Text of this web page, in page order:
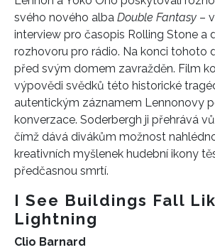
INFORMACE
REDAKCE
svého nového alba Double Fantasy –
interview pro časopis Rolling Stone a
rozhovoru pro rádio. Na konci tohoto
před svým domem zavražděn. Film
výpovědi svědků této historické
autentickým záznamem Lennonovy
konverzace. Soderbergh ji přehrává
čímž dává divákům možnost
kreativních myšlenek hudební ikony
předčasnou smrtí.
I See Buildings Fall
Lightning
Clio Barnard